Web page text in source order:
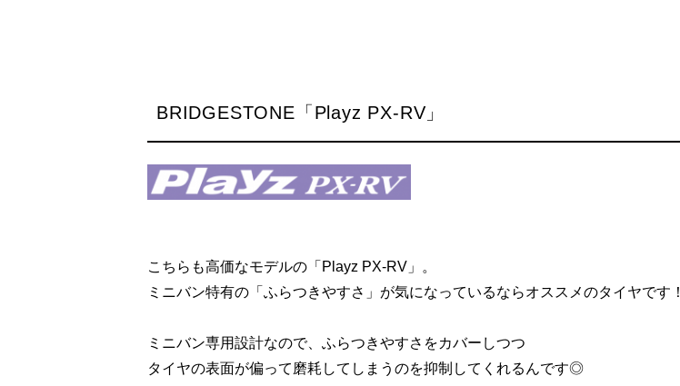
BRIDGESTONE「Playz PX-RV」
こちらも高価なモデルの「Playz PX-RV」。
ミニバン特有の「ふらつきやすさ」が気になっているならオススメのタイヤです！
ミニバン専用設計なので、ふらつきやすさをカバーしつつ
タイヤの表面が偏って磨耗してしまうのを抑制してくれるんです◎